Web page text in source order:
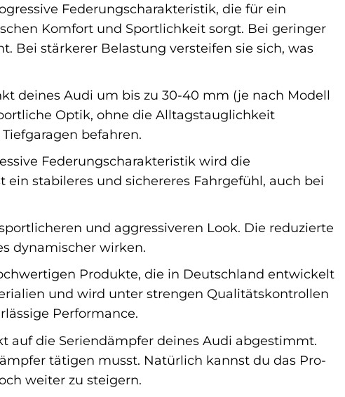
Federungscharakteristik, die für ein
Komfort und Sportlichkeit sorgt. Bei geringer
Bei stärkerer Belastung versteifen sie sich, was
deines Audi um bis zu 30-40 mm (je nach Modell
Optik, ohne die Alltagstauglichkeit
befahren.
Federungscharakteristik wird die
stabileres und sichereres Fahrgefühl, auch bei
und aggressiveren Look. Die reduzierte
dynamischer wirken.
Produkte, die in Deutschland entwickelt
und wird unter strengen Qualitätskontrollen
Performance.
auf die Seriendämpfer deines Audi abgestimmt.
tätigen musst. Natürlich kannst du das Pro-
weiter zu steigern.